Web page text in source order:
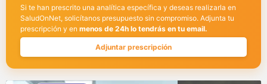
Si te han prescrito una analítica específica y deseas realizarla en
SaludOnNet, solicítanos presupuesto sin compromiso. Adjunta tu
prescripción y en menos de 24h lo tendrás en tu email.
Adjuntar prescripción